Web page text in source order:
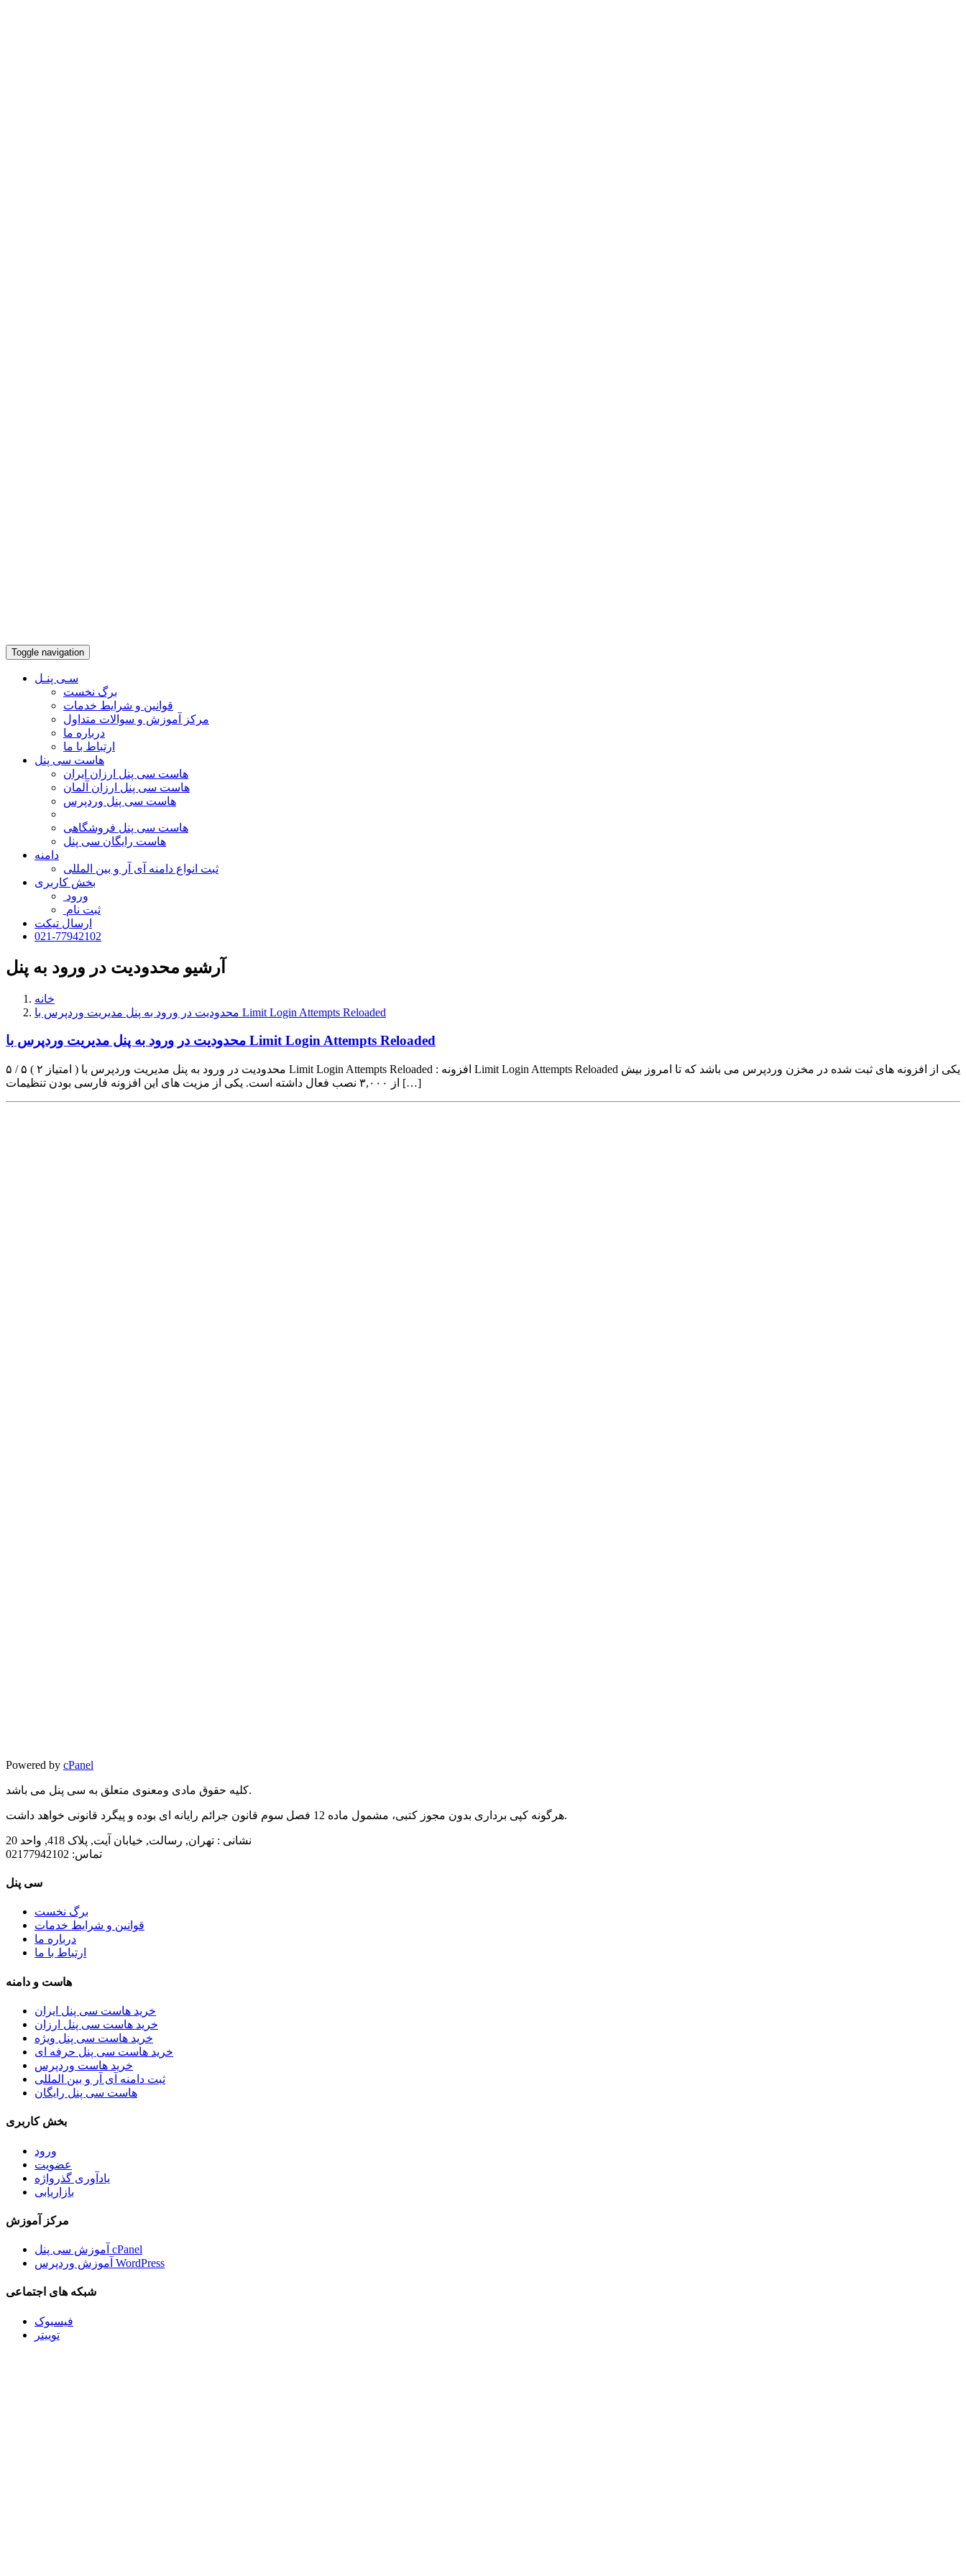
Toggle navigation
سـی پنـل
برگ نخست
قوانین و شرایط خدمات
مرکز آموزش و سوالات متداول
درباره ما
ارتباط با ما
هاست سی پنل
هاست سی پنل ارزان ایران
هاست سی پنل ارزان آلمان
هاست سی پنل وردپرس
هاست سی پنل فروشگاهی
هاست رایگان سی پنل
دامنه
ثبت انواع دامنه آی آر و بین المللی
بخش کاربری
ورود
ثبت نام
ارسال تیکت
021-77942102
آرشیو محدودیت در ورود به پنل
خانه
محدودیت در ورود به پنل مدیریت وردپرس با Limit Login Attempts Reloaded
محدودیت در ورود به پنل مدیریت وردپرس با Limit Login Attempts Reloaded
۵ / ۵ ( ۲ امتیاز ) محدودیت در ورود به پنل مدیریت وردپرس با Limit Login Attempts Reloaded : افزونه Limit Login Attempts Reloaded یکی از افزونه های ثبت شده در مخزن وردپرس می باشد که تا امروز بیش
از ۳,۰۰۰ نصب فعال داشته است. یکی از مزیت های این افزونه فارسی بودن تنظیمات […]
Powered by cPanel
کلیه حقوق مادی ومعنوی متعلق به سی پنل می باشد.
هرگونه کپی برداری بدون مجوز کتبی، مشمول ماده 12 فصل سوم قانون جرائم رایانه ای بوده و پیگرد قانونی خواهد داشت.
نشانی : تهران, رسالت, خیابان آیت, پلاک 418, واحد 20
تماس:
سی پنل
برگ نخست
قوانین و شرایط خدمات
درباره ما
ارتباط با ما
هاست و دامنه
خرید هاست سی پنل ایران
خرید هاست سی پنل ارزان
خرید هاست سی پنل ویژه
خرید هاست سی پنل حرفه ای
خرید هاست وردپرس
ثبت دامنه آی آر و بین المللی
هاست سی پنل رایگان
بخش کاربری
ورود
عضویت
یادآوری گذرواژه
بازاریابی
مرکز آموزش
آموزش سی پنل cPanel
آموزش وردپرس WordPress
شبکه های اجتماعی
فیسبوک
توییتر